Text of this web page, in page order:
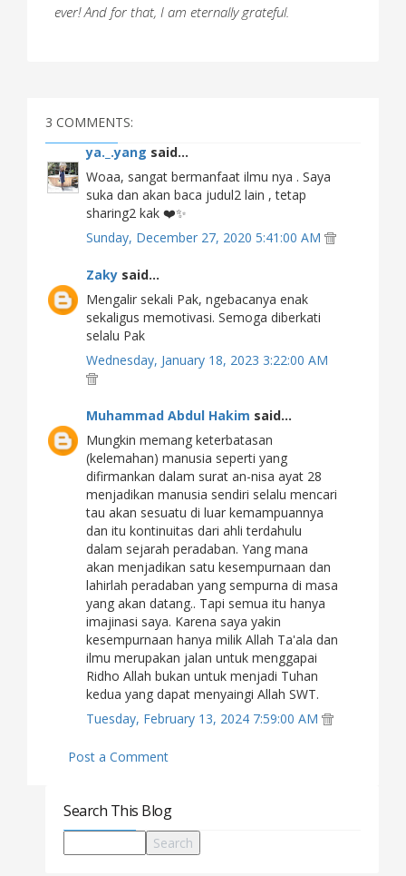
ever! And for that, I am eternally grateful.
3 COMMENTS:
ya._.yang said...
Woaa, sangat bermanfaat ilmu nya . Saya
suka dan akan baca judul2 lain , tetap
sharing2 kak ❤️✨
Sunday, December 27, 2020 5:41:00 AM
Zaky said...
Mengalir sekali Pak, ngebacanya enak
sekaligus memotivasi. Semoga diberkati
selalu Pak
Wednesday, January 18, 2023 3:22:00 AM
Muhammad Abdul Hakim said...
Mungkin memang keterbatasan
(kelemahan) manusia seperti yang
difirmankan dalam surat an-nisa ayat 28
menjadikan manusia sendiri selalu mencari
tau akan sesuatu di luar kemampuannya
dan itu kontinuitas dari ahli terdahulu
dalam sejarah peradaban. Yang mana
akan menjadikan satu kesempurnaan dan
lahirlah peradaban yang sempurna di masa
yang akan datang.. Tapi semua itu hanya
imajinasi saya. Karena saya yakin
kesempurnaan hanya milik Allah Ta'ala dan
ilmu merupakan jalan untuk menggapai
Ridho Allah bukan untuk menjadi Tuhan
kedua yang dapat menyaingi Allah SWT.
Tuesday, February 13, 2024 7:59:00 AM
Post a Comment
Search This Blog